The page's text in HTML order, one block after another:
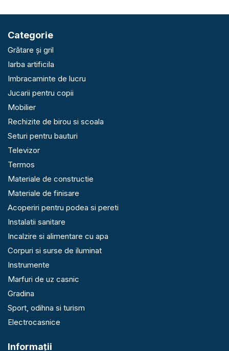
Categorie
Grătare și gril
Iarba artificila
Imbracaminte de lucru
Jucarii pentru copii
Mobilier
Rechizite de birou si scoala
Seturi pentru bauturi
Televizor
Termos
Materiale de constructie
Materiale de finisare
Acoperiri pentru podea si pereti
Instalatii sanitare
Incalzire si alimentare cu apa
Corpuri si surse de iluminat
Instrumente
Marfuri de uz casnic
Gradina
Sport, odihna si turism
Electrocasnice
Informaţii